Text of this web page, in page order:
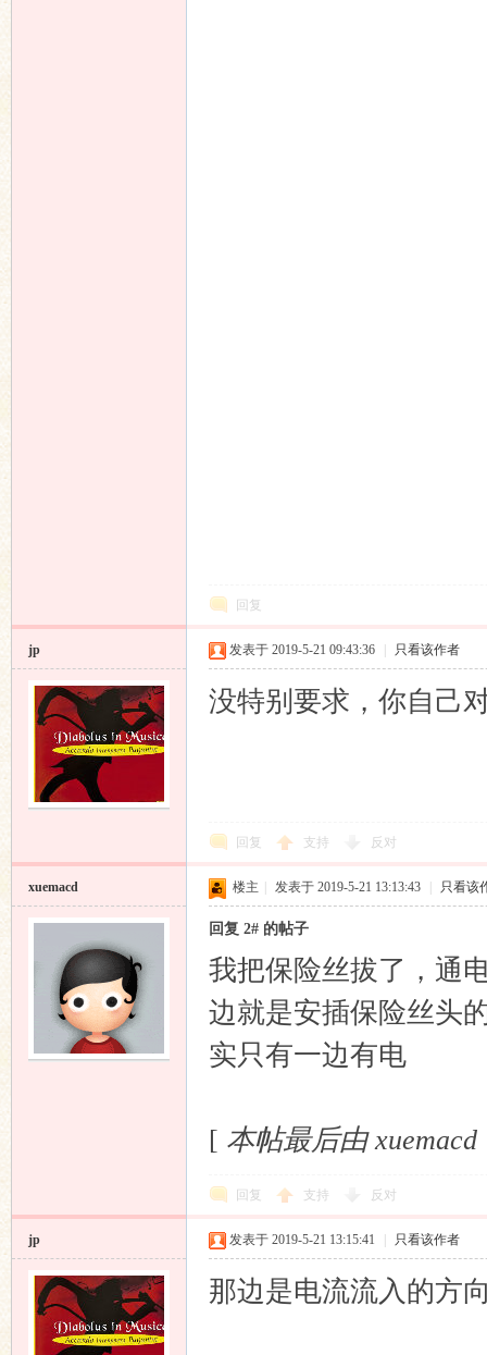
回复
jp 发表于 2019-5-21 09:43:36 只看该作者
没特别要求，你自己
回复 支持 反对
xuemacd 楼主 发表于 2019-5-21 13:13:43 只看该
回复 2# 的帖子
我把保险丝拔了，通
边就是安插保险丝头
实只有一边有电
[ 本帖最后由
回复 支持 反对
jp 发表于 2019-5-21 13:15:41 只看该作者
那边是电流流入的方